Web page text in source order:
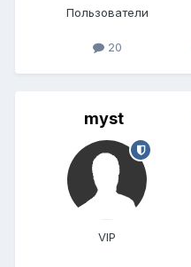
Пользователи
20
myst
VIP